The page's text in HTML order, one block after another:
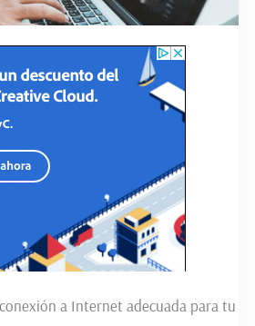
a Internet adecuada para tu